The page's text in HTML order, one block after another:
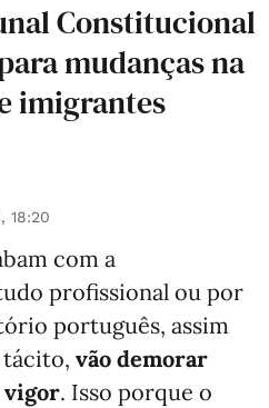
Constitucional
mudanças na
imigrantes
18:20
com a
profissional ou por
português, assim
vão demorar
vigor. Isso porque o